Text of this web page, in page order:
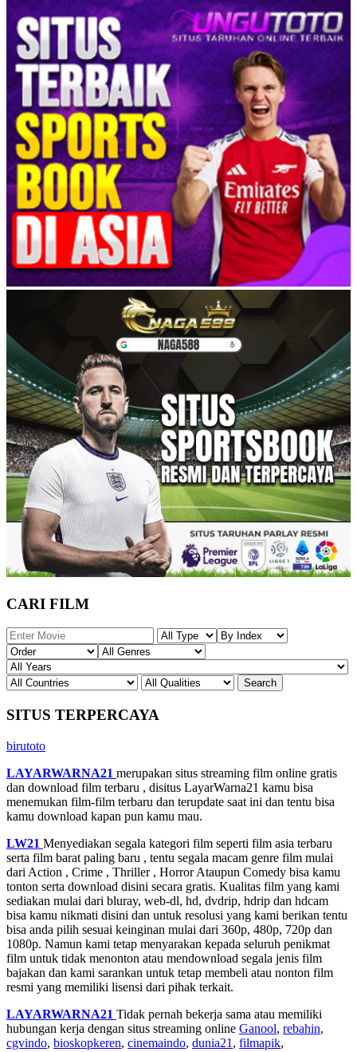
CARI FILM
SITUS TERPERCAYA
birutoto
LAYARWARNA21 merupakan situs streaming film online gratis
dan download film terbaru , disitus LayarWarna21 kamu bisa
menemukan film-film terbaru dan terupdate saat ini dan tentu bisa
kamu download kapan pun kamu mau.
LW21 Menyediakan segala kategori film seperti film asia terbaru
serta film barat paling baru , tentu segala macam genre film mulai
dari Action , Crime , Thriller , Horror Ataupun Comedy bisa kamu
tonton serta download disini secara gratis. Kualitas film yang kami
sediakan mulai dari bluray, web-dl, hd, dvdrip, hdrip dan hdcam
bisa kamu nikmati disini dan untuk resolusi yang kami berikan tentu
bisa anda pilih sesuai keinginan mulai dari 360p, 480p, 720p dan
1080p. Namun kami tetap menyarakan kepada seluruh penikmat
film untuk tidak menonton atau mendownload segala jenis film
bajakan dan kami sarankan untuk tetap membeli atau nonton film
resmi yang memiliki lisensi dari pihak terkait.
LAYARWARNA21 Tidak pernah bekerja sama atau memiliki
hubungan kerja dengan situs streaming online Ganool, rebahin,
cgvindo, bioskopkeren, cinemaindo, dunia21 , filmapik,